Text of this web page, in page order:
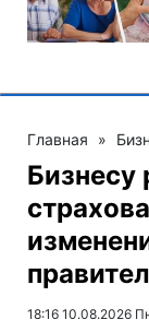
Главная »
Бизнесу
18:16 10.08.2026